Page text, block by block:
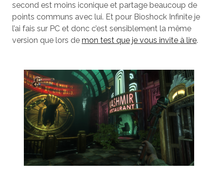
second est moins iconique et partage beaucoup de
points communs avec lui. Et pour Bioshock Infinite je
l’ai fais sur PC et donc c’est sensiblement la même
version que lors de mon test que je vous invite à lire.